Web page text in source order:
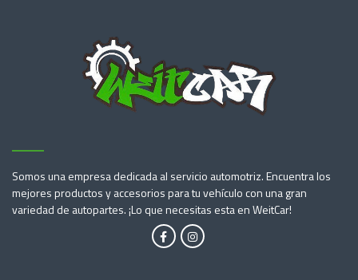
Somos una empresa dedicada al servicio automotriz. Encuentra los
mejores productos y accesorios para tu vehículo con una gran
variedad de autopartes. ¡Lo que necesitas esta en WeitCar!